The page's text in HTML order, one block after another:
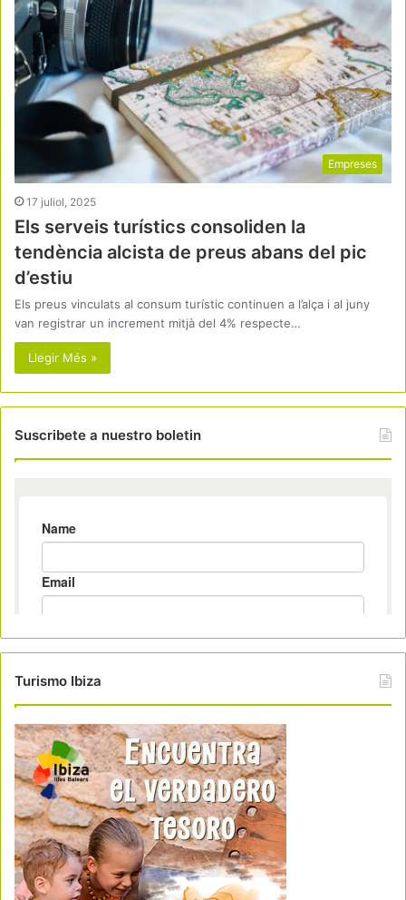
Empreses
17 juliol, 2025
Els serveis turístics consoliden la
tendència alcista de preus abans del pic
d’estiu
Els preus vinculats al consum turístic continuen a l’alça i al juny
van registrar un increment mitjà del 4% respecte…
Llegir Més »
Suscribete a nuestro boletin
Turismo Ibiza